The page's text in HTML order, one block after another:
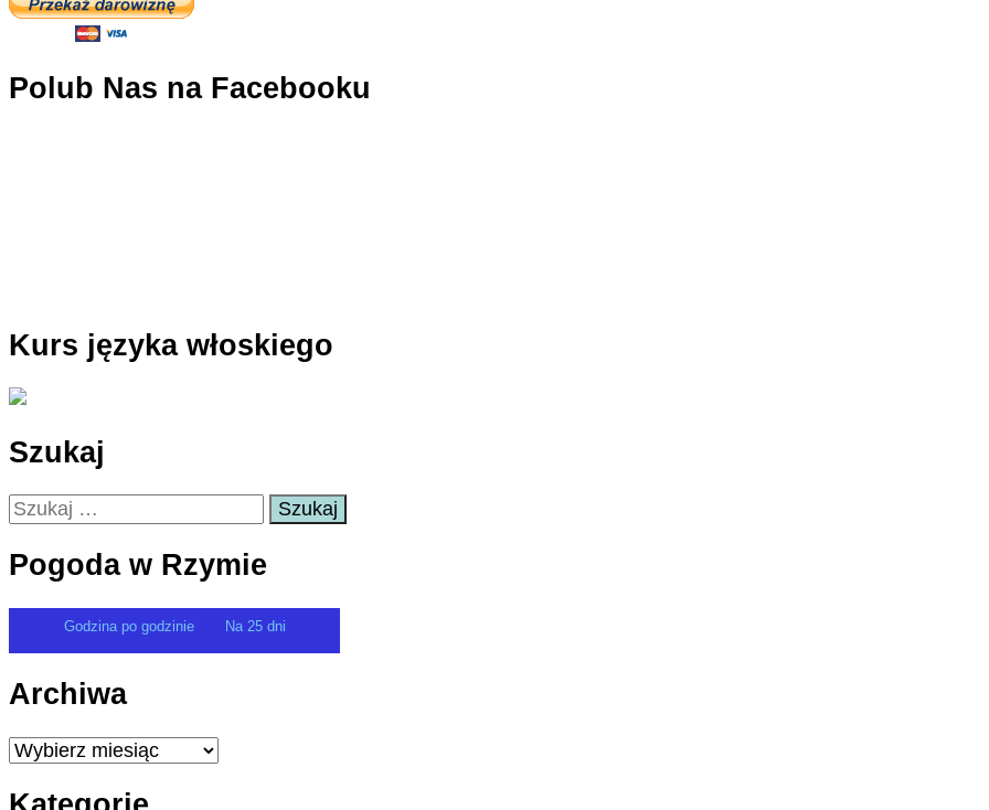
Polub Nas na Facebooku
Kurs języka włoskiego
Szukaj
Szukaj:
Pogoda w Rzymie
Godzina po godzinie Na 25 dni
Archiwa
Archiwa